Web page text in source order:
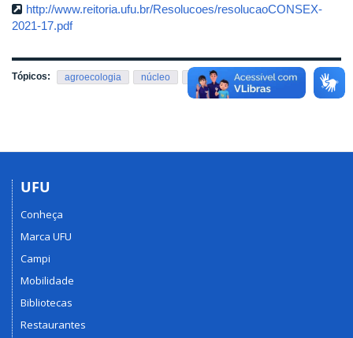
http://www.reitoria.ufu.br/Resolucoes/resolucaoCONSEX-
2021-17.pdf
Tópicos: agroecologia ,
núcleo ,
produção orgânica
UFU
Conheça
Marca UFU
Campi
Mobilidade
Bibliotecas
Restaurantes